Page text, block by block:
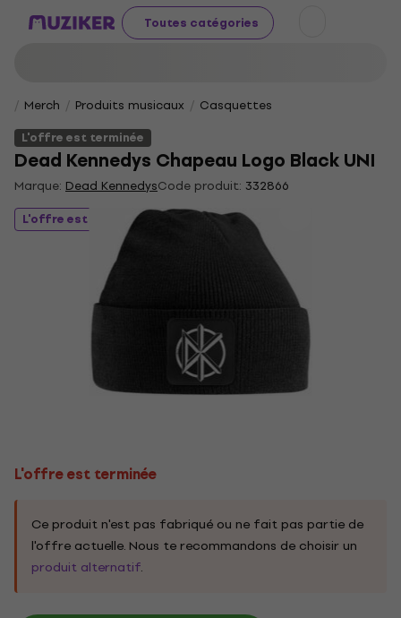
Toutes catégories
Merch Produits musicaux
Casquettes
L'offre est terminée
Dead Kennedys Chapeau Logo Black UNI
Marque: Dead KennedysCode produit: 332866
L'offre est terminée
L'offre est terminée
Ce produit n'est pas fabriqué ou ne fait pas partie de
l'offre actuelle. Nous te recommandons de choisir un
produit alternatif.